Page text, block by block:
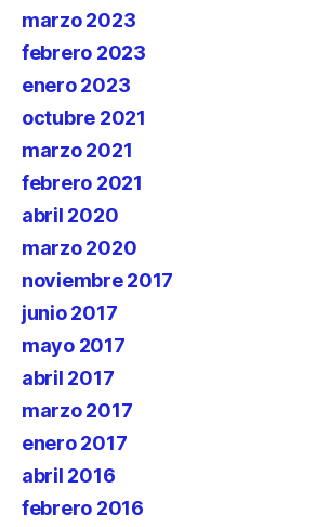
marzo 2023
febrero 2023
enero 2023
octubre 2021
marzo 2021
febrero 2021
abril 2020
marzo 2020
noviembre 2017
junio 2017
mayo 2017
abril 2017
marzo 2017
enero 2017
abril 2016
febrero 2016